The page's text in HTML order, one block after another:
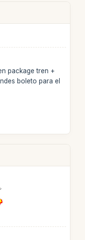
package tren +
boleto para el